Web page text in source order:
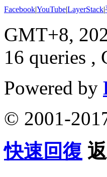
Facebook|YouTube|LayerStack|
GMT+8,
16 queries ,
Powered by
© 2001-
快速回復